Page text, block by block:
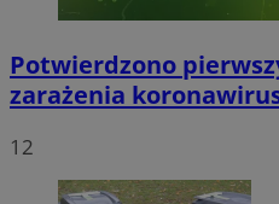
Potwierdzono
zarażenia
12